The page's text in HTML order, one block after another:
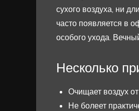
сухого воздуха, ни
часто появляется в
особого ухода.
Несколько
Очищает воздух
Не болеет